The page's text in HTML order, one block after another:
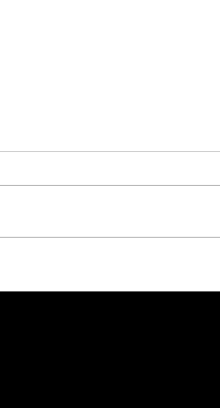
passa
tiro em São